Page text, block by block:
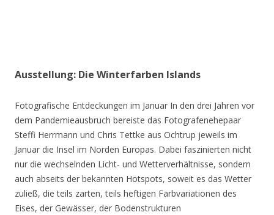
Ausstellung: Die Winterfarben Islands
Fotografische Entdeckungen im Januar In den drei Jahren vor
dem Pandemieausbruch bereiste das Fotografenehepaar
Steffi Herrmann und Chris Tettke aus Ochtrup jeweils im
Januar die Insel im Norden Europas. Dabei faszinierten nicht
nur die wechselnden Licht- und Wetterverhältnisse, sondern
auch abseits der bekannten Hotspots, soweit es das Wetter
zuließ, die teils zarten, teils heftigen Farbvariationen des
Eises, der Gewässer, der Bodenstrukturen